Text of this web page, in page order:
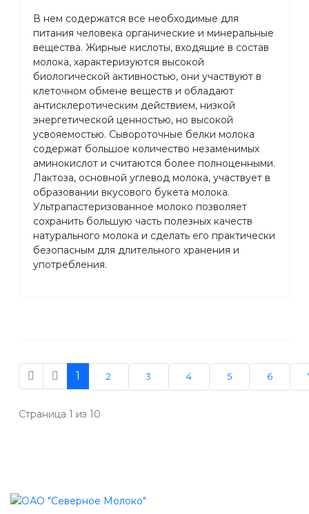
В нем содержатся все необходимые для
питания человека органические и минеральные
вещества. Жирные кислоты, входящие в состав
молока, характеризуются высокой
биологической активностью, они участвуют в
клеточном обмене веществ и обладают
антисклеротическим действием, низкой
энергетической ценностью, но высокой
усвояемостью. Сывороточные белки молока
содержат большое количество незаменимых
аминокислот и считаются более полноценными.
Лактоза, основной углевод молока, участвует в
образовании вкусового букета молока.
Ультрапастеризованное молоко позволяет
сохранить большую часть полезных качеств
натурального молока и сделать его практически
безопасным для длительного хранения и
употребления.
1 2 3 4 5 6
Страница 1 из 10